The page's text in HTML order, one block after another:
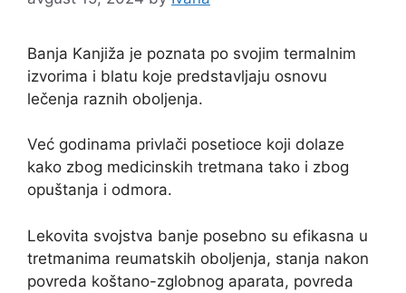
Banja Kanjiža je poznata po svojim termalnim
izvorima i blatu koje predstavljaju osnovu
lečenja raznih oboljenja.
Već godinama privlači posetioce koji dolaze
kako zbog medicinskih tretmana tako i zbog
opuštanja i odmora.
Lekovita svojstva banje posebno su efikasna u
tretmanima reumatskih oboljenja, stanja nakon
povreda koštano-zglobnog aparata, povreda